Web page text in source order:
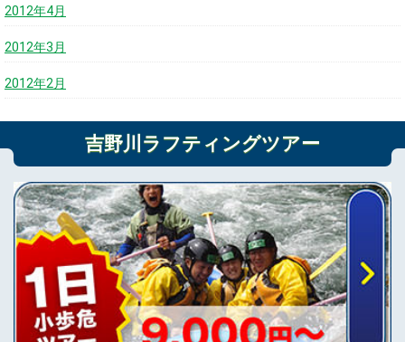
2012年4月
2012年3月
2012年2月
吉野川ラフティングツアー